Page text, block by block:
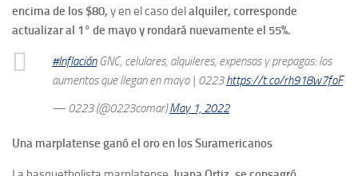
encima de los $80, y en el caso delalquiler, corresponde
actualizar al 1° de mayo y rondará nuevamente el 55%.
#InflaciónGNC, celulares, alquileres, expensas y prepagas: los
aumentos que llegan en mayo | 0223https://t.co/rh918w7foF
— 0223 (@0223comar)May 1, 2022
Una marplatense ganó el oro en los Suramericanos